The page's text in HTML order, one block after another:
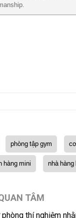
phòng tập gym
hàng mini nhà
TÂM